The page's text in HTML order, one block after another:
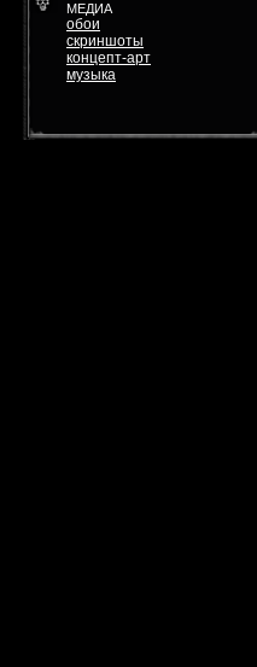
МЕДИА
обои
скриншоты
концепт-арт
музыка